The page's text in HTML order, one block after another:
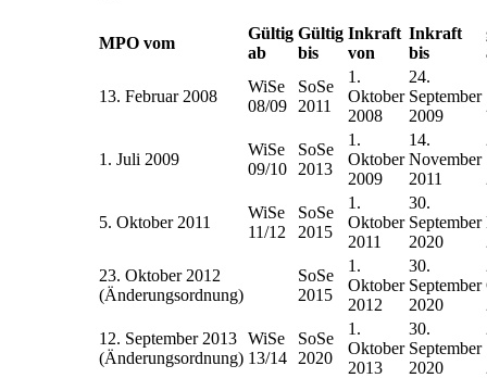
MPO vom
Gültig
ab
Gültig
bis
Inkraft
von
Inkraft
bis
13. Februar 2008
WiSe
08/09
SoSe
2011
1.
Oktober
2008
24.
September
2009
1. Juli 2009
WiSe
09/10
SoSe
2013
1.
Oktober
2009
14.
November
2011
5. Oktober 2011
WiSe
11/12
SoSe
2015
1.
Oktober
2011
30.
September
2020
23. Oktober 2012
(Änderungsordnung)
SoSe
2015
1.
Oktober
2012
30.
September
2020
12. September 2013
(Änderungsordnung)
WiSe
13/14
SoSe
2020
1.
Oktober
2013
30.
September
2020